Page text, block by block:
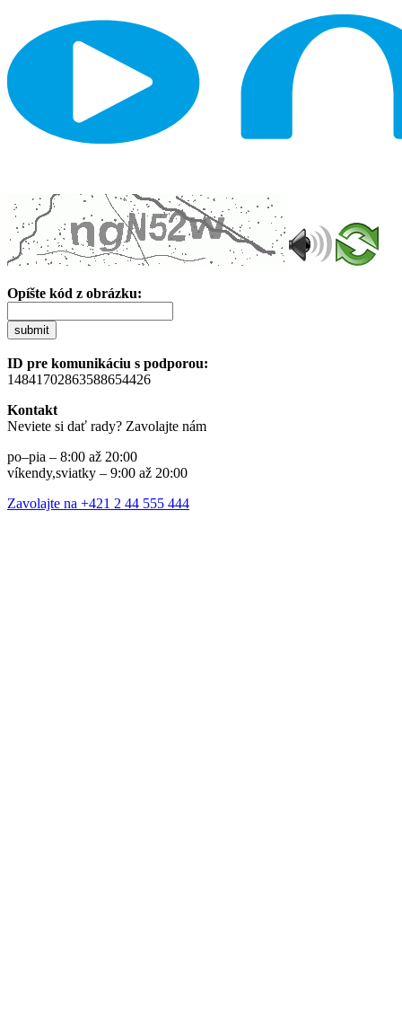
Opíšte kód z obrázku:
submit
ID pre komunikáciu s podporou:
14841702863588654426
Kontakt
Neviete si dať rady? Zavolajte nám
po–pia – 8:00 až 20:00
víkendy,sviatky – 9:00 až 20:00
Zavolajte na +421 2 44 555 444